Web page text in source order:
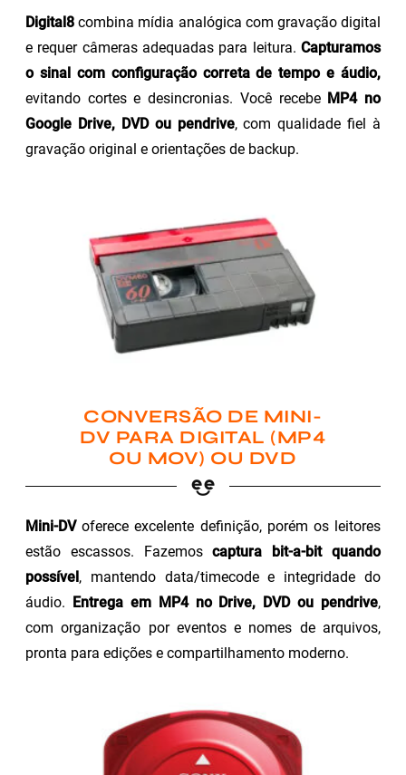
Digital8 combina mídia analógica com gravação digital
e requer câmeras adequadas para leitura. Capturamos
o sinal com configuração correta de tempo e áudio,
evitando cortes e desincronias. Você recebe MP4 no
Google Drive, DVD ou pendrive, com qualidade fiel à
gravação original e orientações de backup.
CONVERSÃO DE MINI-
DV PARA DIGITAL (MP4
OU MOV) OU DVD
Mini-DVoferece excelente definição, porém os leitores
estão escassos. Fazemoscaptura bit-a-bit quando
possível, mantendo data/timecode e integridade do
áudio. Entrega em MP4 no Drive, DVD ou pendrive,
com organização por eventos e nomes de arquivos,
pronta para edições e compartilhamento moderno.